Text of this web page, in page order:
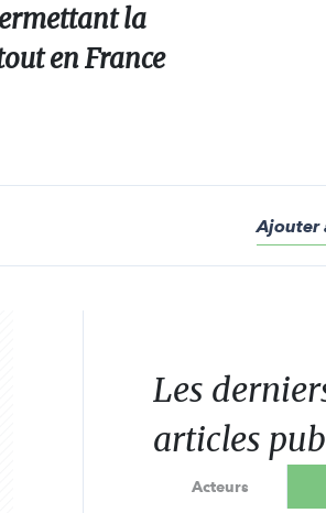
la
en France
Ajouter
Les
articles
Acteurs